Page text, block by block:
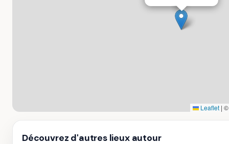
Leaflet |
Découvrez d'autres lieux autour